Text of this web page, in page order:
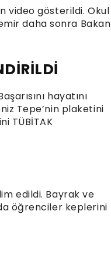
video gösterildi. Okul
daha sonra Bakan
hayatını
Tepe’nin plaketini
TÜBİTAK
edildi. Bayrak ve
öğrenciler keplerini